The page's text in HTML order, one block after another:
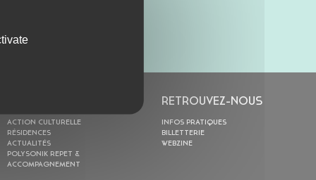
ACTION CULTURELLE
RÉSIDENCES
ACTUALITÉS
POLYSONIK REPET &
ACCOMPAGNEMENT
RETROUVEZ-NOUS
INFOS PRATIQUES
BILLETTERIE
WEBZINE